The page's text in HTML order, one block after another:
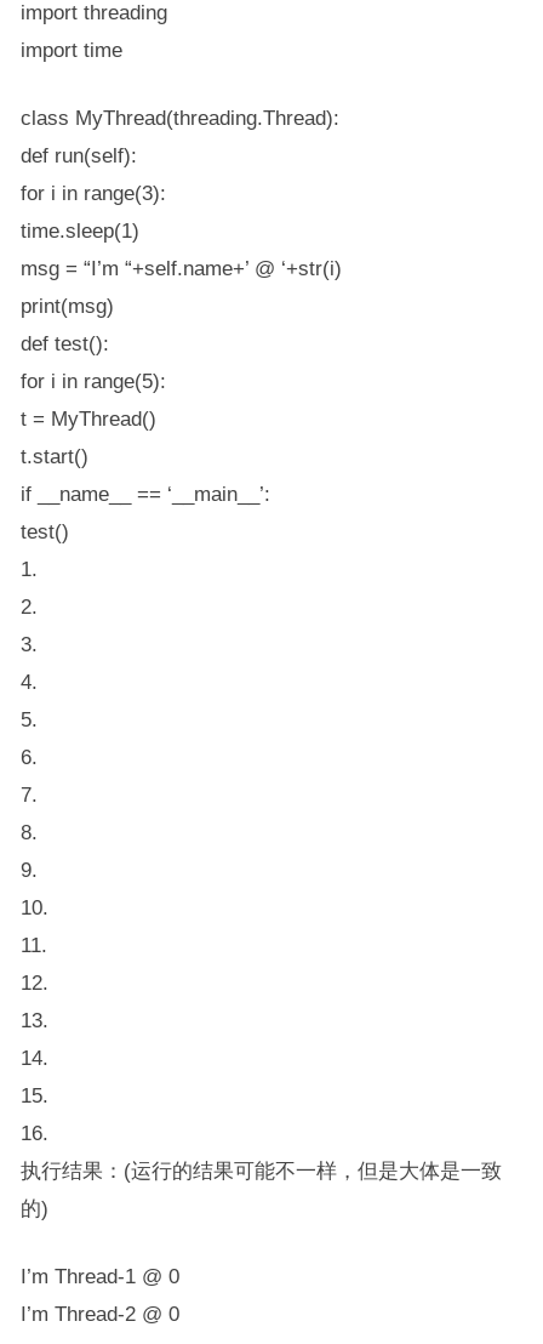
import threading
import time
class MyThread(threading.Thread):
def run(self):
for i in range(3):
time.sleep(1)
msg = “I’m “+self.name+’ @ ‘+str(i)
print(msg)
def test():
for i in range(5):
t = MyThread()
t.start()
if __name__ == ‘__main__’:
test()
1.
2.
3.
4.
5.
6.
7.
8.
9.
10.
11.
12.
13.
14.
15.
16.
执行结果：(运行的结果可能不一样，但是大体是一致
的)
I’m Thread-1 @ 0
I’m Thread-2 @ 0